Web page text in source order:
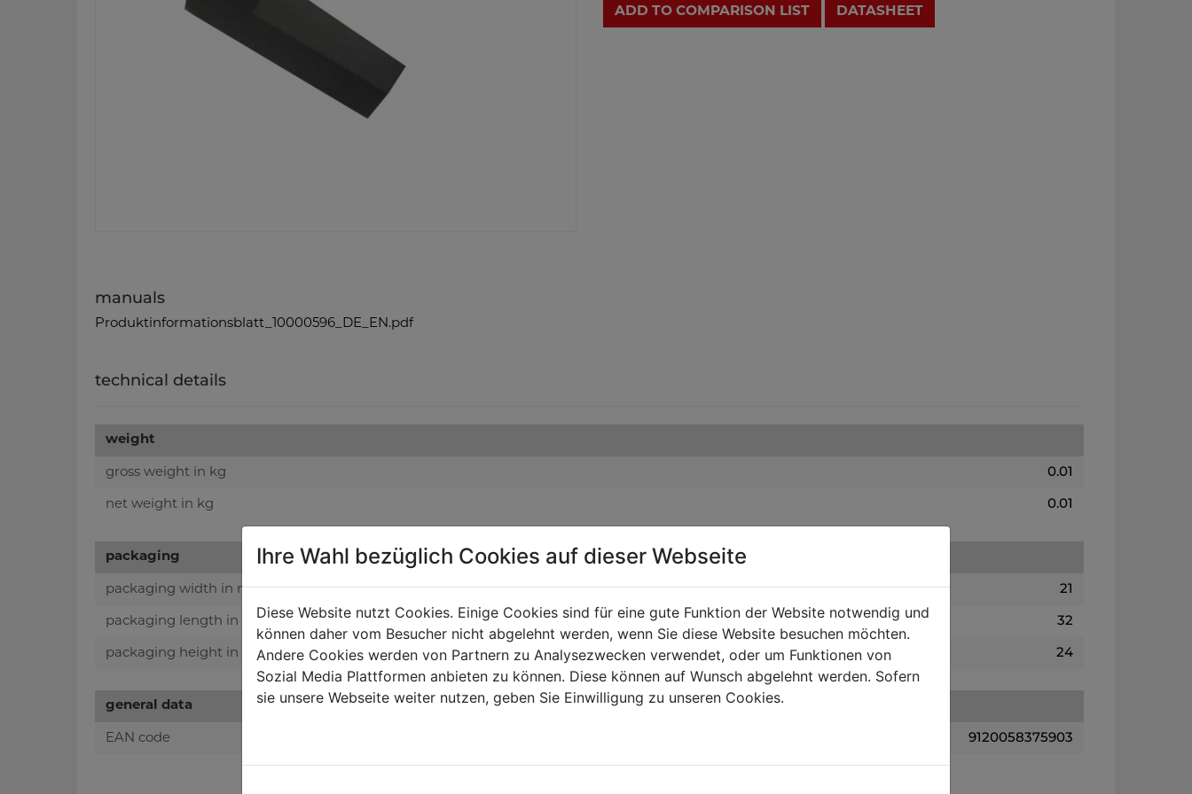
manuals
Produktinformationsblatt_10000596_DE_EN.pdf
ADD TO COMPARISON LIST DATASHEET
technical details
weight
gross weight in kg 0.01
net weight in kg 0.01
packaging
packaging width in mm 21
packaging length in mm 32
packaging height in mm 24
general data
EAN code 9120058375903
Ihre Wahl bezüglich Cookies auf dieser Webseite
Diese Website nutzt Cookies. Einige Cookies sind für eine gute Funktion der Website notwendig und
können daher vom Besucher nicht abgelehnt werden, wenn Sie diese Website besuchen möchten.
Andere Cookies werden von Partnern zu Analysezwecken verwendet, oder um Funktionen von
Sozial Media Plattformen anbieten zu können. Diese können auf Wunsch abgelehnt werden. Sofern
sie unsere Webseite weiter nutzen, geben Sie Einwilligung zu unseren Cookies.